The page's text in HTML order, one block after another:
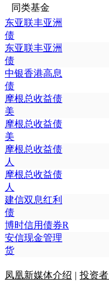
同类基金
东亚联丰亚洲
债
东亚联丰亚洲
债
中银香港高息
债
摩根总收益债
美
摩根总收益债
美
摩根总收益债
人
摩根总收益债
人
建信双息红利
债
博时信用债券R
安信现金管理
货
凤凰新媒体介绍 | 投资者